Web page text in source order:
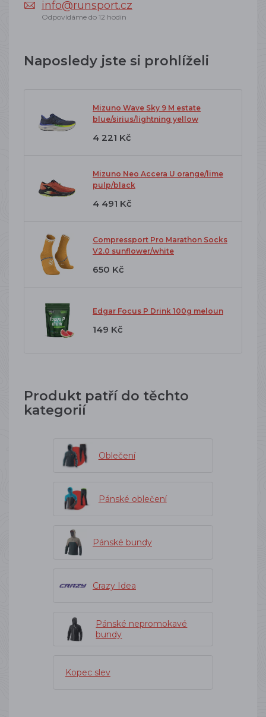
info@runsport.cz
Odpovídáme do 12 hodin
Naposledy jste si prohlíželi
Mizuno Wave Sky 9 M estate
blue/sirius/lightning yellow
4 221 Kč
Mizuno Neo Accera U orange/lime
pulp/black
4 491 Kč
Compressport Pro Marathon Socks
V2.0 sunflower/white
650 Kč
Edgar Focus P Drink 100g meloun
149 Kč
Produkt patří do těchto
kategorií
Oblečení
Pánské oblečení
Pánské bundy
Crazy Idea
Pánské nepromokavé
bundy
Kopec slev